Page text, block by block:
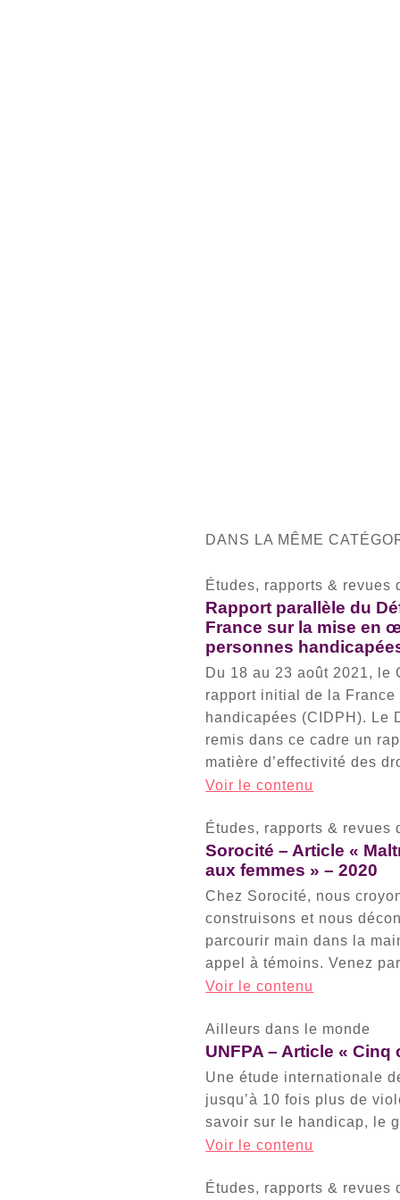
DANS LA MÊME
Études, rapports & revues
Rapport parallèle du
France sur la mise en
personnes
Du 18 au 23 août 2021, le
rapport initial de la
handicapées (CIDPH). Le
remis dans ce cadre un
matière d’effectivité des
Voir le contenu
Études, rapports & revues
Sorocité – Article «
aux femmes » – 2020
Chez Sorocité, nous
construisons et nous
parcourir main dans la
appel à témoins. Venez
Voir le contenu
Ailleurs dans le monde
UNFPA – Article «
Une étude internationale
jusqu’à 10 fois plus de
savoir sur le handicap, le
Voir le contenu
Études, rapports & revues